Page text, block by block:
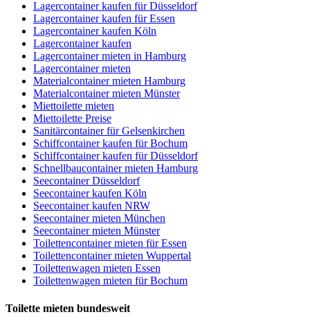
Lagercontainer kaufen für Düsseldorf
Lagercontainer kaufen für Essen
Lagercontainer kaufen Köln
Lagercontainer kaufen
Lagercontainer mieten in Hamburg
Lagercontainer mieten
Materialcontainer mieten Hamburg
Materialcontainer mieten Münster
Miettoilette mieten
Miettoilette Preise
Sanitärcontainer für Gelsenkirchen
Schiffcontainer kaufen für Bochum
Schiffcontainer kaufen für Düsseldorf
Schnellbaucontainer mieten Hamburg
Seecontainer Düsseldorf
Seecontainer kaufen Köln
Seecontainer kaufen NRW
Seecontainer mieten München
Seecontainer mieten Münster
Toilettencontainer mieten für Essen
Toilettencontainer mieten Wuppertal
Toilettenwagen mieten Essen
Toilettenwagen mieten für Bochum
Toilette mieten bundesweit